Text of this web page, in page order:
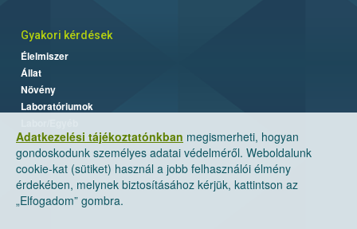
Adatkezelési tájékoztatónkban megismerheti, hogyan
gondoskodunk személyes adatai védelméről. Weboldalunk
cookie-kat (sütiket) használ a jobb felhasználói élmény
érdekében, melynek biztosításához kérjük, kattintson az
„Elfogadom” gombra.
Gyakori kérdések
Élelmiszer
Állat
Növény
Laboratóriumok